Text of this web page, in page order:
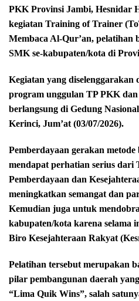
PKK Provinsi Jambi, Hesnidar
kegiatan Training of Trainer
Membaca Al-Qur’an, pelatihan
SMK se-kabupaten/kota di
Kegiatan yang
program unggulan TP PKK
berlangsung di Gedung
Kerinci, Jum’at (03/07/2026).
Pemberdayaan gerakan
mendapat perhatian serius dari
Pemberdayaan dan
meningkatkan semangat dan
Kemudian juga untuk
kabupaten/kota karena selama
Biro Kesejahteraan Rakyat
Pelatihan tersebut merupakan
pilar pembangunan daerah
“Lima Quik Wins”, salah